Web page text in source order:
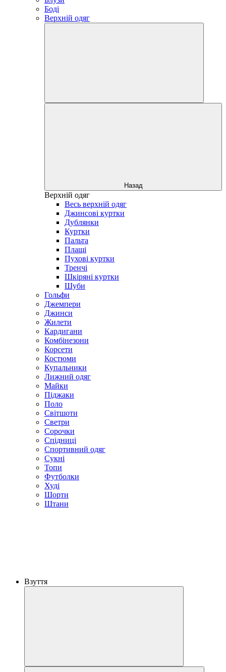
Боді
Верхній одяг
Назад
Верхній одяг
Весь верхній одяг
Джинсові куртки
Дублянки
Куртки
Пальта
Плащі
Пухові куртки
Тренчі
Шкіряні куртки
Шуби
Гольфи
Джемпери
Джинси
Жилети
Кардигани
Комбінезони
Корсети
Костюми
Купальники
Лижний одяг
Майки
Піджаки
Поло
Світшоти
Светри
Сорочки
Спідниці
Спортивний одяг
Сукні
Топи
Футболки
Худі
Шорти
Штани
Взуття